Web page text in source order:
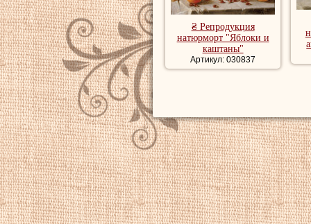
₴ Репродукция
натюрморт "Яблоки и
каштаны"
Артикул: 030837